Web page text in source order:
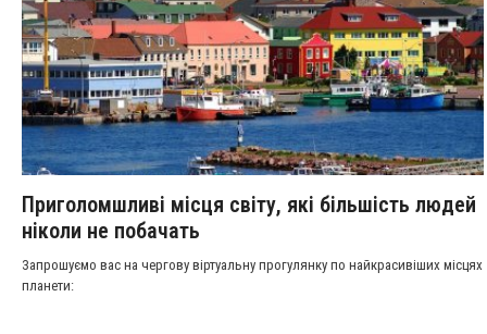
Приголомшливі місця світу, які більшість людей
ніколи не побачать
Запрошуємо вас на чергову віртуальну прогулянку по найкрасивіших місцях
планети: